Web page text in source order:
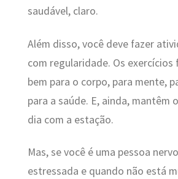
saudável, claro.
Além disso, você deve fazer
com regularidade. Os exercícios
bem para o corpo, para mente,
para a saúde. E, ainda, mantêm
dia com a estação.
Mas, se você é uma pessoa
estressada e quando não está